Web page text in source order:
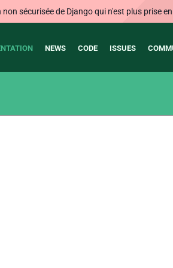
sécurisée de Django qui n'est plus prise
NEWS CODE ISSUES